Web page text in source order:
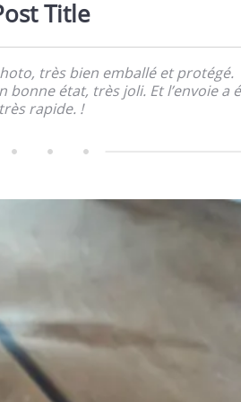
Title
très bien emballé et protégé.
état, très joli. Et l’envoie a
très rapide. !